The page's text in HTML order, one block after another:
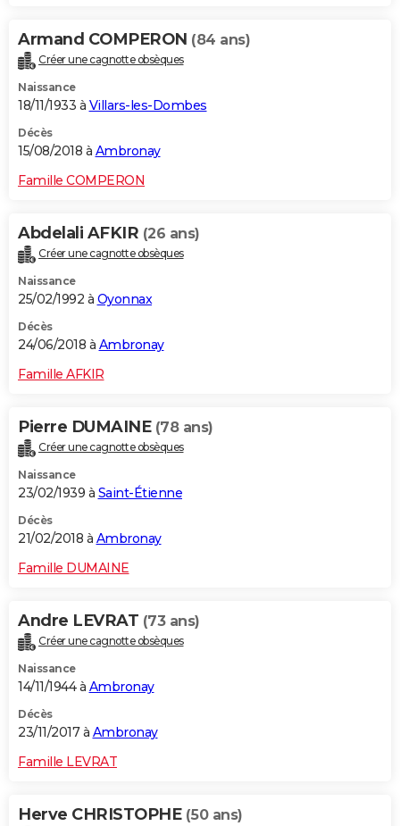
Armand COMPERON (84 ans)
Créer une cagnotte obsèques
Naissance
18/11/1933 à Villars-les-Dombes
Décès
15/08/2018 à Ambronay
Famille COMPERON
Abdelali AFKIR (26 ans)
Créer une cagnotte obsèques
Naissance
25/02/1992 à Oyonnax
Décès
24/06/2018 à Ambronay
Famille AFKIR
Pierre DUMAINE (78 ans)
Créer une cagnotte obsèques
Naissance
23/02/1939 à Saint-Étienne
Décès
21/02/2018 à Ambronay
Famille DUMAINE
Andre LEVRAT (73 ans)
Créer une cagnotte obsèques
Naissance
14/11/1944 à Ambronay
Décès
23/11/2017 à Ambronay
Famille LEVRAT
Herve CHRISTOPHE (50 ans)